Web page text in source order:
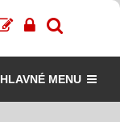
HLAVNÉ MENU